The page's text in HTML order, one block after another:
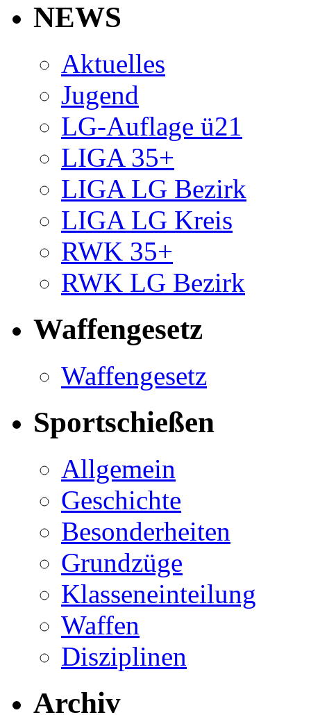
NEWS
Aktuelles
Jugend
LG-Auflage ü21
LIGA 35+
LIGA LG Bezirk
LIGA LG Kreis
RWK 35+
RWK LG Bezirk
Waffengesetz
Waffengesetz
Sportschießen
Allgemein
Geschichte
Besonderheiten
Grundzüge
Klasseneinteilung
Waffen
Disziplinen
Archiv